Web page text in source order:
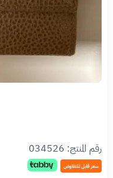
رقم المنتج: 034526
سعر قابل للتفاوض